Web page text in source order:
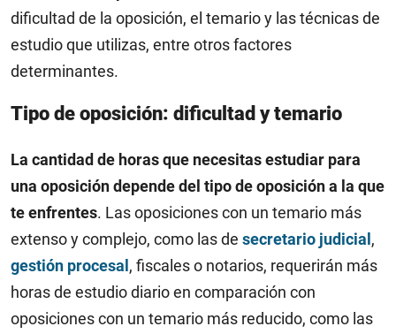
dificultad de la oposición, el temario y las técnicas de
estudio que utilizas, entre otros factores
determinantes.
Tipo de oposición: dificultad y temario
La cantidad de horas que necesitas estudiar para
una oposición depende del tipo de oposición a la que
te enfrentes. Las oposiciones con un temario más
extenso y complejo, como las de secretario judicial,
gestión procesal, fiscales o notarios, requerirán más
horas de estudio diario en comparación con
oposiciones con un temario más reducido, como las